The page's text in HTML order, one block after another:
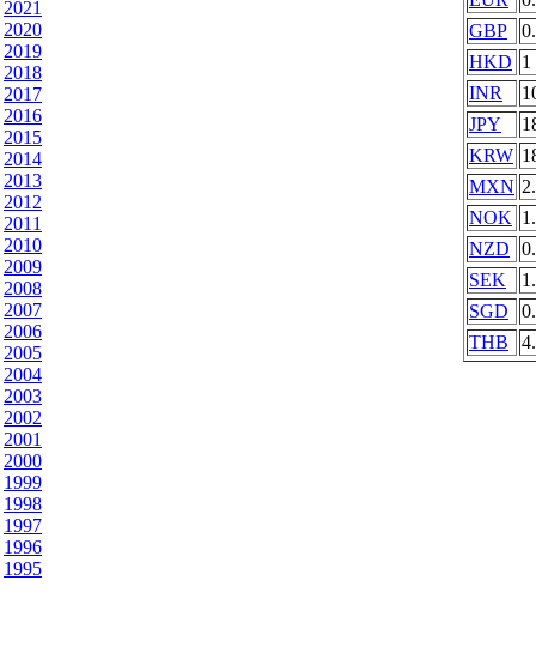
2021
2020
2019
2018
2017
2016
2015
2014
2013
2012
2011
2010
2009
2008
2007
2006
2005
2004
2003
2002
2001
2000
1999
1998
1997
1996
1995
GBP
HKD 1
INR
JPY
KRW
MXN
NOK
NZD
SEK
SGD
THB